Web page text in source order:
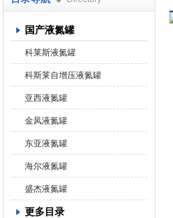
上海京工实业有限公司
国产液氮罐
科莱斯液氮罐
科斯莱自增压液氮罐
亚西液氮罐
金凤液氮罐
东亚液氮罐
海尔液氮罐
盛杰液氮罐
更多目录